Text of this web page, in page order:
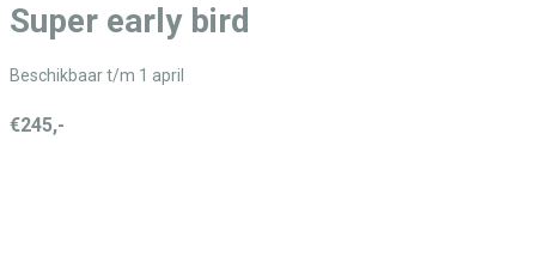
Super early bird
Beschikbaar t/m 1 april
€245,-